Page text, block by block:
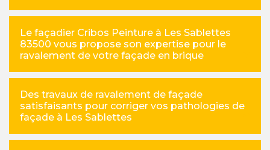
Le façadier Cribos Peinture à Les Sablettes
83500 vous propose son expertise pour le
ravalement de votre façade en brique
Des travaux de ravalement de façade
satisfaisants pour corriger vos pathologies de
façade à Les Sablettes